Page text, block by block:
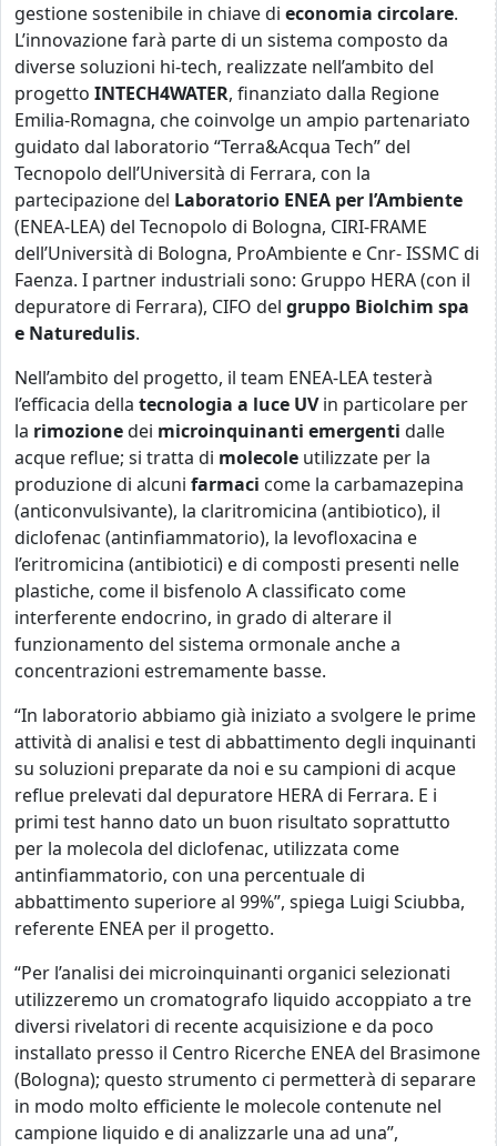
gestione sostenibile in chiave di economia circolare.
L’innovazione farà parte di un sistema composto da
diverse soluzioni hi-tech, realizzate nell’ambito del
progetto INTECH4WATER, finanziato dalla Regione
Emilia-Romagna, che coinvolge un ampio partenariato
guidato dal laboratorio “Terra&Acqua Tech” del
Tecnopolo dell’Università di Ferrara, con la
partecipazione del Laboratorio ENEA per l’Ambiente
(ENEA-LEA) del Tecnopolo di Bologna, CIRI-FRAME
dell’Università di Bologna, ProAmbiente e Cnr- ISSMC di
Faenza. I partner industriali sono: Gruppo HERA (con il
depuratore di Ferrara), CIFO del gruppo Biolchim spa
e Naturedulis.
Nell’ambito del progetto, il team ENEA-LEA testerà
l’efficacia della tecnologia a luce UV in particolare per
la rimozionedei microinquinanti emergenti dalle
acque reflue; si tratta di molecole utilizzate per la
produzione di alcuni farmaci come la carbamazepina
(anticonvulsivante), la claritromicina (antibiotico), il
diclofenac (antinfiammatorio), la levofloxacina e
l’eritromicina (antibiotici) e di composti presenti nelle
plastiche, come il bisfenolo A classificato come
interferente endocrino, in grado di alterare il
funzionamento del sistema ormonale anche a
concentrazioni estremamente basse.
“In laboratorio abbiamo già iniziato a svolgere le prime
attività di analisi e test di abbattimento degli inquinanti
su soluzioni preparate da noi e su campioni di acque
reflue prelevati dal depuratore HERA di Ferrara. E i
primi test hanno dato un buon risultato soprattutto
per la molecola del diclofenac, utilizzata come
antinfiammatorio, con una percentuale di
abbattimento superiore al 99%”, spiega Luigi Sciubba,
referente ENEA per il progetto.
“Per l’analisi dei microinquinanti organici selezionati
utilizzeremo un cromatografo liquido accoppiato a tre
diversi rivelatori di recente acquisizione e da poco
installato presso il Centro Ricerche ENEA del Brasimone
(Bologna); questo strumento ci permetterà di separare
in modo molto efficiente le molecole contenute nel
campione liquido e di analizzarle una ad una”,